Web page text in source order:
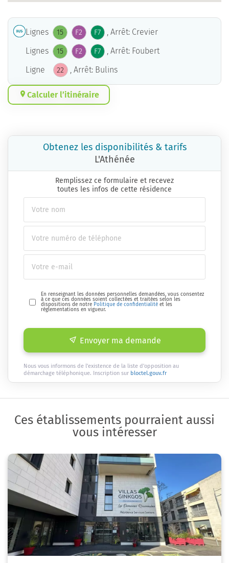
Lignes 15 F2 F7
, Arrêt: Crevier
Lignes
15 F2 F7
, Arrêt: Foubert
Ligne
22 , Arrêt: Bulins
Calculer l’itinéraire
Obtenez les disponibilités & tarifs
L'Athénée
Remplissez ce formulaire et recevez
toutes les infos de cette résidence
En renseignant les données personnelles demandées, vous consentez
à ce que ces données soient collectées et traitées selon les
dispositions de notre Politique de confidentialité et les
réglementations en vigueur.
Envoyer ma demande
Nous vous informons de l'existence de la liste d'opposition au
démarchage téléphonique. Inscription sur bloctel.gouv.fr
Ces établissements pourraient aussi
vous intéresser